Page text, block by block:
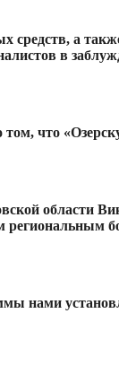
средств, а
в
том, что
области
региональным
нами